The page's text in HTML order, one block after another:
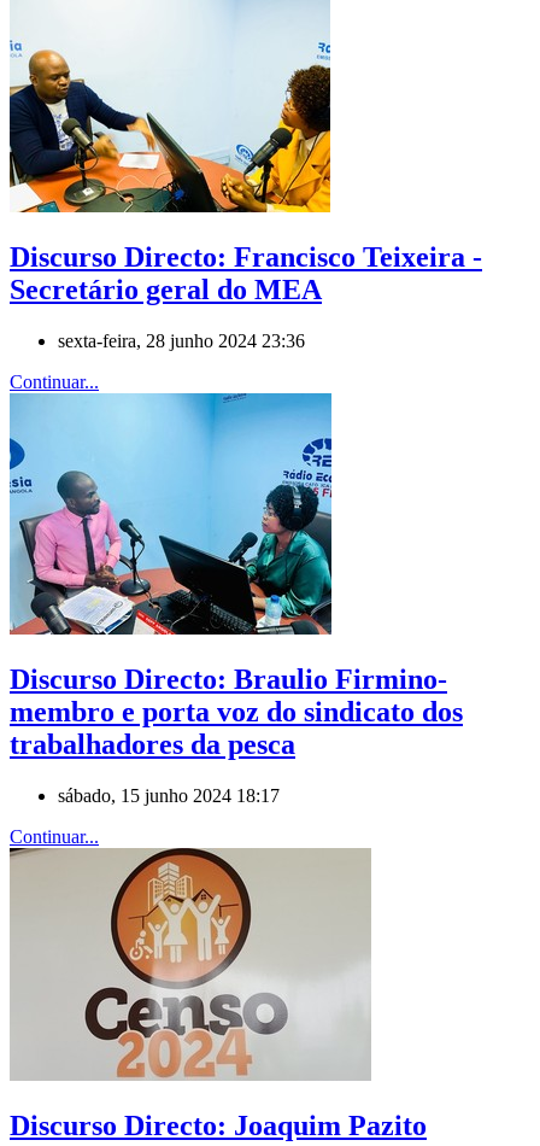
Discurso Directo: Francisco Teixeira -
Secretário geral do MEA
sexta-feira, 28 junho 2024 23:36
Continuar...
Discurso Directo: Braulio Firmino-
membro e porta voz do sindicato dos
trabalhadores da pesca
sábado, 15 junho 2024 18:17
Continuar...
Discurso Directo: Joaquim Pazito